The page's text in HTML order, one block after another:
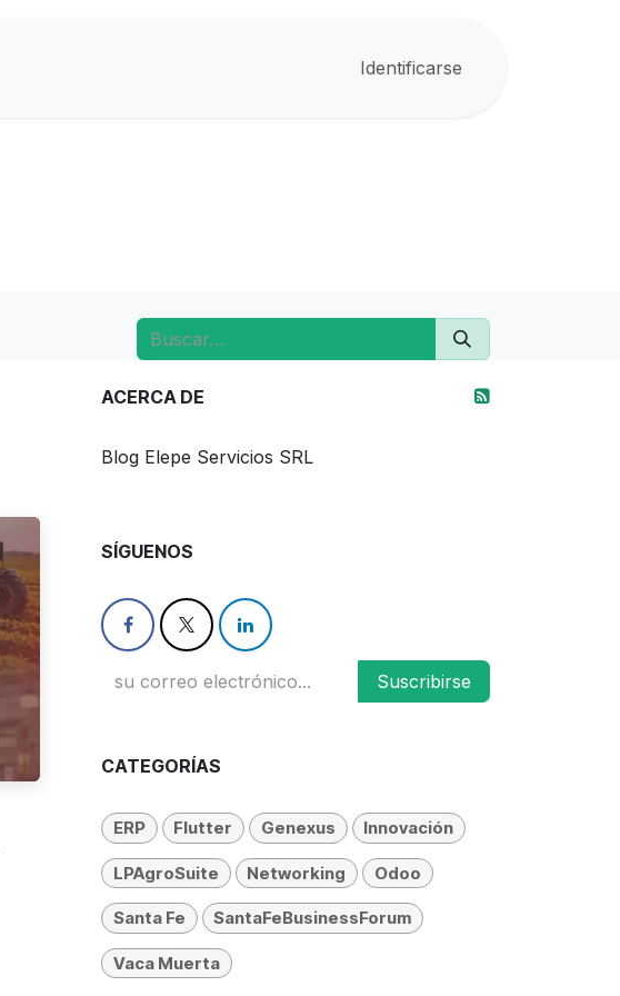
Identificarse
ACERCA DE
Blog Elepe Servicios SRL
SÍGUENOS
Suscribirse
CATEGORÍAS
ERP Flutter Genexus Innovación
LPAgroSuite Networking Odoo
Santa Fe SantaFeBusinessForum
Vaca Muerta